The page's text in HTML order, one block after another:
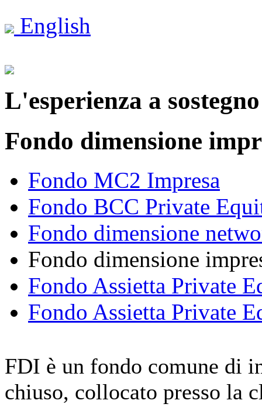
English
L'esperienza a
Fondo dimensione
Fondo MC2 Impresa
Fondo BCC Private
Fondo dimensione
Fondo dimensione
Fondo Assietta Private
Fondo Assietta Private
FDI è un fondo comune di
chiuso, collocato presso la